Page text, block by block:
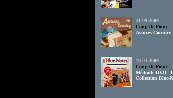
21-09-2009
Coup de Pouce
Astuces Country
19-03-2009
Coup de Pouce
Méthode DVD -
Collection Bloc-